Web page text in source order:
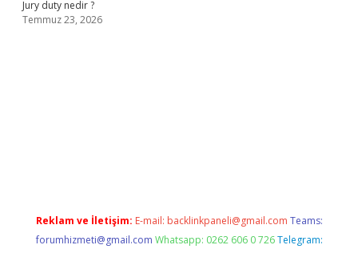
Jury duty nedir ?
Temmuz 23, 2026
Reklam ve İletişim: E-mail: backlinkpaneli@gmail.com Teams:
forumhizmeti@gmail.com Whatsapp: 0262 606 0 726 Telegram: